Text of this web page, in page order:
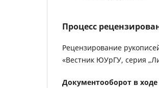
Процесс
Рецензирование
«Вестник ЮУрГУ, серия
Документооборот в